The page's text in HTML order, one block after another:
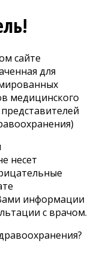
сайте
для
медицинского
несет
информации
с врачом.